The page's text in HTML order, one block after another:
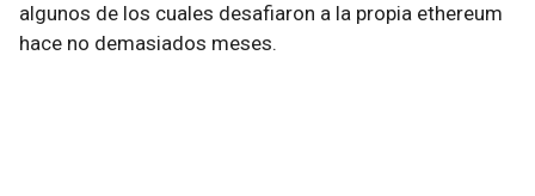
algunos de los cuales desafiaron a la propia ethereum
hace no demasiados meses.